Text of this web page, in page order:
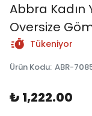
Abbra Kadın
Oversize
Tükeniyor
Ürün Kodu: ABR-
₺ 1,222.00